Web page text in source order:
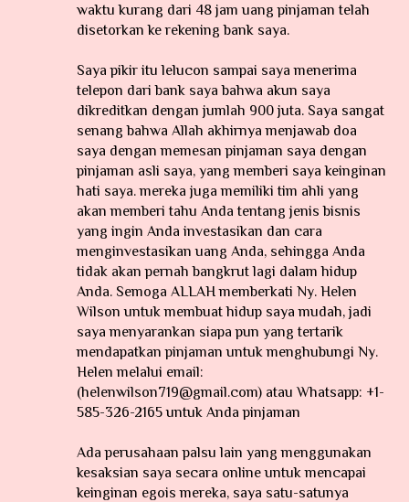
waktu kurang dari 48 jam uang pinjaman telah
disetorkan ke rekening bank saya.
Saya pikir itu lelucon sampai saya menerima
telepon dari bank saya bahwa akun saya
dikreditkan dengan jumlah 900 juta. Saya sangat
senang bahwa Allah akhirnya menjawab doa
saya dengan memesan pinjaman saya dengan
pinjaman asli saya, yang memberi saya keinginan
hati saya. mereka juga memiliki tim ahli yang
akan memberi tahu Anda tentang jenis bisnis
yang ingin Anda investasikan dan cara
menginvestasikan uang Anda, sehingga Anda
tidak akan pernah bangkrut lagi dalam hidup
Anda. Semoga ALLAH memberkati Ny. Helen
Wilson untuk membuat hidup saya mudah, jadi
saya menyarankan siapa pun yang tertarik
mendapatkan pinjaman untuk menghubungi Ny.
Helen melalui email:
(helenwilson719@gmail.com) atau Whatsapp: +1-
585-326-2165 untuk Anda pinjaman
Ada perusahaan palsu lain yang menggunakan
kesaksian saya secara online untuk mencapai
keinginan egois mereka, saya satu-satunya